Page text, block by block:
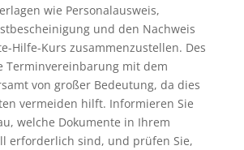
wie Personalausweis,
und den Nachweis
Hilfe-Kurs zusammenzustellen. Des
Terminvereinbarung mit dem
von großer Bedeutung, da dies
vermeiden hilft. Informieren Sie
welche Dokumente in Ihrem
erforderlich sind, und prüfen Sie,